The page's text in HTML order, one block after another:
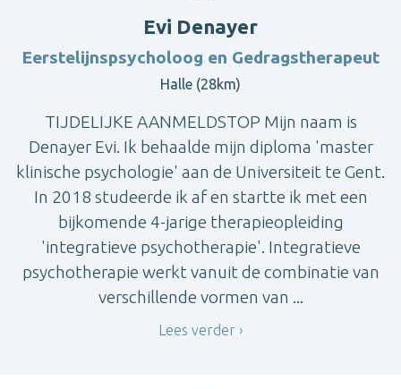
Evi Denayer
Eerstelijnspsycholoog en Gedragstherapeut
Halle (28km)
TIJDELIJKE AANMELDSTOP Mijn naam is
Denayer Evi. Ik behaalde mijn diploma 'master
klinische psychologie' aan de Universiteit te Gent.
In 2018 studeerde ik af en startte ik met een
bijkomende 4-jarige therapieopleiding
'integratieve psychotherapie'. Integratieve
psychotherapie werkt vanuit de combinatie van
verschillende vormen van ...
Lees verder